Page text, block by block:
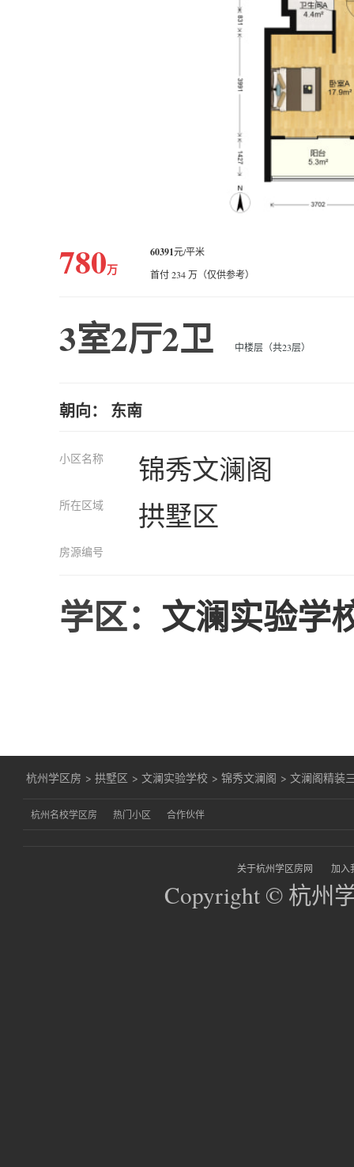
780万
60391元/平米
首付 234 万（仅供参考）
3室2厅2卫 中楼层（共23层）
朝向： 东南
小区名称 锦秀文澜阁
所在区域 拱墅区
房源编号
学区： 文澜实验学
杭州学区房 >拱墅区 >文澜实验学校 >锦秀文澜阁 >文澜阁精装
杭州名校学区房 热门小区 合作伙伴
关于杭州学区房网 加入
Copyright © 杭州